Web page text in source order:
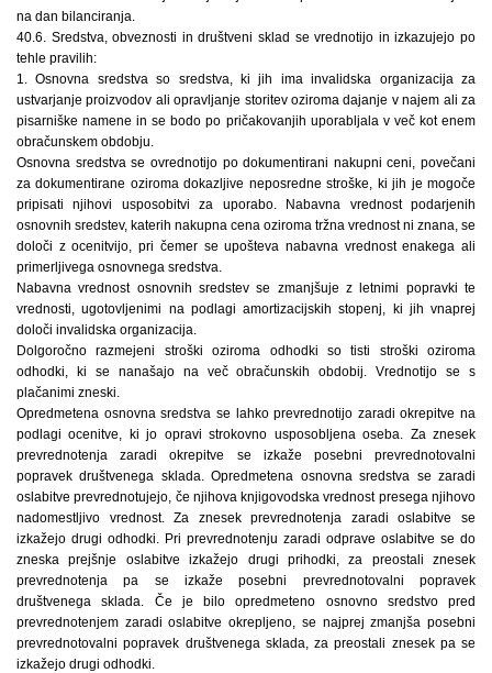
na dan bilanciranja.
40.6. Sredstva, obveznosti in društveni sklad se vrednotijo in izkazujejo po
tehle pravilih:
1. Osnovna sredstva so sredstva, ki jih ima invalidska organizacija za
ustvarjanje proizvodov ali opravljanje storitev oziroma dajanje v najem ali za
pisarniške namene in se bodo po pričakovanjih uporabljala v več kot enem
obračunskem obdobju.
Osnovna sredstva se ovrednotijo po dokumentirani nakupni ceni, povečani
za dokumentirane oziroma dokazljive neposredne stroške, ki jih je mogoče
pripisati njihovi usposobitvi za uporabo. Nabavna vrednost podarjenih
osnovnih sredstev, katerih nakupna cena oziroma tržna vrednost ni znana, se
določi z ocenitvijo, pri čemer se upošteva nabavna vrednost enakega ali
primerljivega osnovnega sredstva.
Nabavna vrednost osnovnih sredstev se zmanjšuje z letnimi popravki te
vrednosti, ugotovljenimi na podlagi amortizacijskih stopenj, ki jih vnaprej
določi invalidska organizacija.
Dolgoročno razmejeni stroški oziroma odhodki so tisti stroški oziroma
odhodki, ki se nanašajo na več obračunskih obdobij. Vrednotijo se s
plačanimi zneski.
Opredmetena osnovna sredstva se lahko prevrednotijo zaradi okrepitve na
podlagi ocenitve, ki jo opravi strokovno usposobljena oseba. Za znesek
prevrednotenja zaradi okrepitve se izkaže posebni prevrednotovalni
popravek društvenega sklada. Opredmetena osnovna sredstva se zaradi
oslabitve prevrednotujejo, če njihova knjigovodska vrednost presega njihovo
nadomestljivo vrednost. Za znesek prevrednotenja zaradi oslabitve se
izkažejo drugi odhodki. Pri prevrednotenju zaradi odprave oslabitve se do
zneska prejšnje oslabitve izkažejo drugi prihodki, za preostali znesek
prevrednotenja pa se izkaže posebni prevrednotovalni popravek
društvenega sklada. Če je bilo opredmeteno osnovno sredstvo pred
prevrednotenjem zaradi oslabitve okrepljeno, se najprej zmanjša posebni
prevrednotovalni popravek društvenega sklada, za preostali znesek pa se
izkažejo drugi odhodki.